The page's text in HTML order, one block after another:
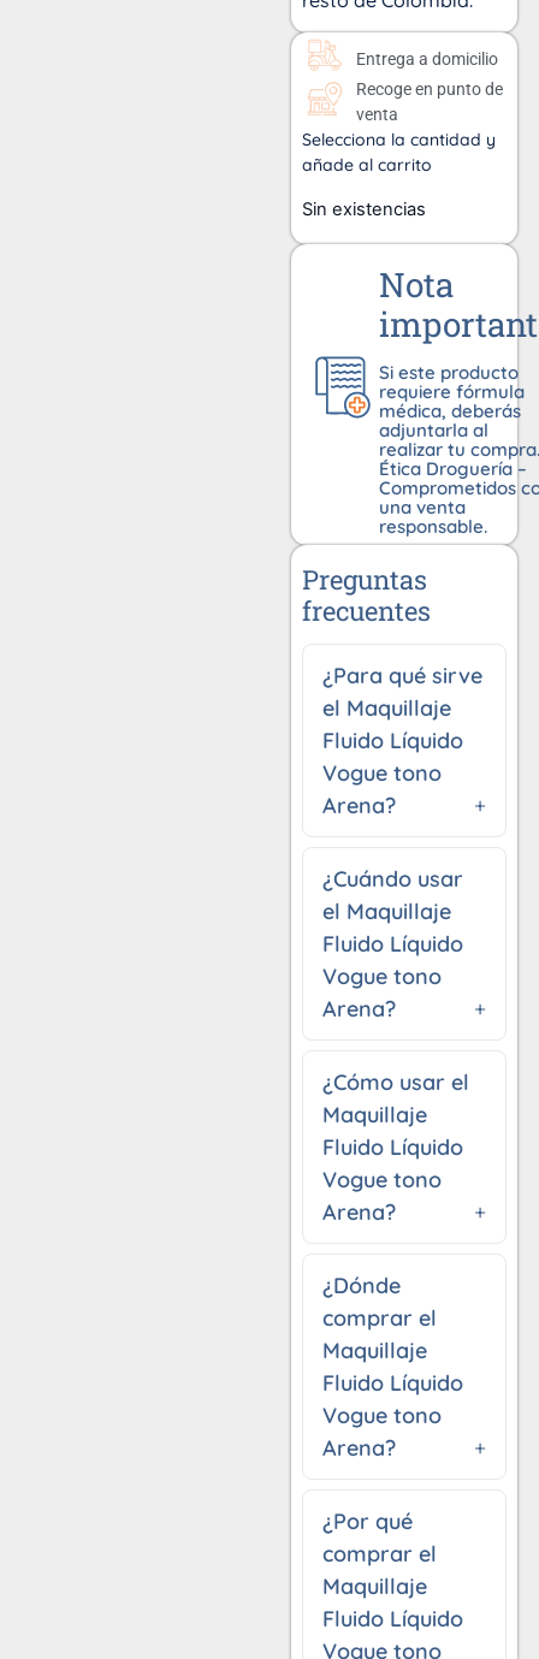
Entrega a domicilio
Recoge en punto de
venta
Selecciona la cantidad y
añade al carrito
Sin existencias
Nota
Si este producto
requiere fórmula
médica, deberás
adjuntarla al
realizar tu compra.
Ética Droguería –
Comprometidos
una venta
responsable.
Preguntas
frecuentes
¿Para qué sirve
el Maquillaje
Fluido Líquido
Vogue tono
Arena?
¿Cuándo usar
el Maquillaje
Fluido Líquido
Vogue tono
Arena?
¿Cómo usar el
Maquillaje
Fluido Líquido
Vogue tono
Arena?
¿Dónde
comprar el
Maquillaje
Fluido Líquido
Vogue tono
Arena?
¿Por qué
comprar el
Maquillaje
Fluido Líquido
Vogue tono